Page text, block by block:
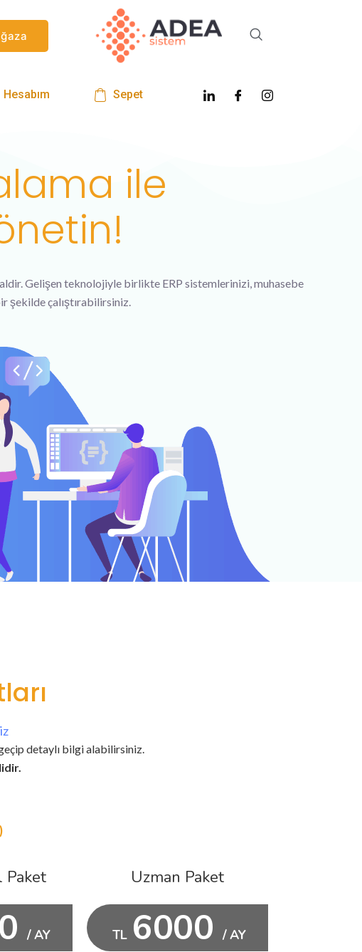
Hesabım Sepet
ile
Gelişen teknolojiyle birlikte ERP sistemlerinizi, muhasebe
şekilde çalıştırabilirsiniz.
detaylı bilgi alabilirsiniz.
Paket
/ AY
Uzman Paket
TL 6000 / AY